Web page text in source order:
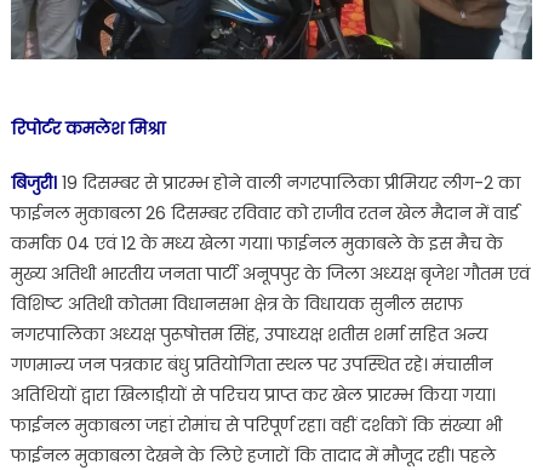
रिपोर्टर कमलेश मिश्रा
बिजुरी।19 दिसम्बर से प्रारम्भ होने वाली नगरपालिका प्रीमियर लीग-2 का
फाईनल मुकाबला 26 दिसम्बर रविवार को राजीव रतन खेल मैदान में वार्ड
कर्मांक 04 एवं 12 के मध्य खेला गया। फाईनल मुकाबले के इस मैच के
मुख्य अतिथी भारतीय जनता पार्टी अनूपपुर के जिला अध्यक्ष बृजेश गौतम एवं
विशिष्ट अतिथी कोतमा विधानसभा क्षेत्र के विधायक सुनील सराफ
नगरपालिका अध्यक्ष पुरूषोत्तम सिंह, उपाध्यक्ष शतीस शर्मा सहित अन्य
गणमान्य जन पत्रकार बंधु प्रतियोगिता स्थल पर उपस्थित रहे। मंचासीन
अतिथियों द्वारा खिलाडी़यों से परिचय प्राप्त कर खेल प्रारम्भ किया गया।
फाईनल मुकाबला जहां रोमांच से परिपूर्ण रहा। वहीं दर्शकों कि संख्या भी
फाईनल मुकाबला देखने के लिऐ हजारों कि तादाद में मौजूद रही। पहले